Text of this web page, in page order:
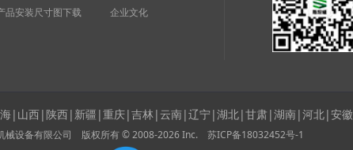
品安装尺寸图下载
企业文化
|山西|陕西|新疆 |重庆|吉林|云南|辽宁 |湖北|甘肃 |湖南|河北|安徽
械设备有限公司 版权所有 © 2008-2026 Inc. 苏ICP备18032452号-1